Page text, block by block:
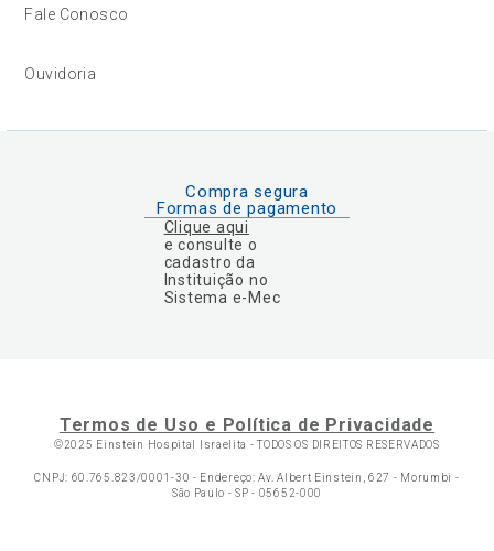
Fale Conosco
Ouvidoria
Compra segura
Formas de pagamento
Clique aqui
e consulte o
cadastro da
Instituição no
Sistema e-Mec
Termos de Uso e Política de Privacidade
©2025 Einstein Hospital Israelita - TODOS OS DIREITOS RESERVADOS
CNPJ: 60.765.823/0001-30 - Endereço: Av. Albert Einstein, 627 - Morumbi -
São Paulo - SP - 05652-000